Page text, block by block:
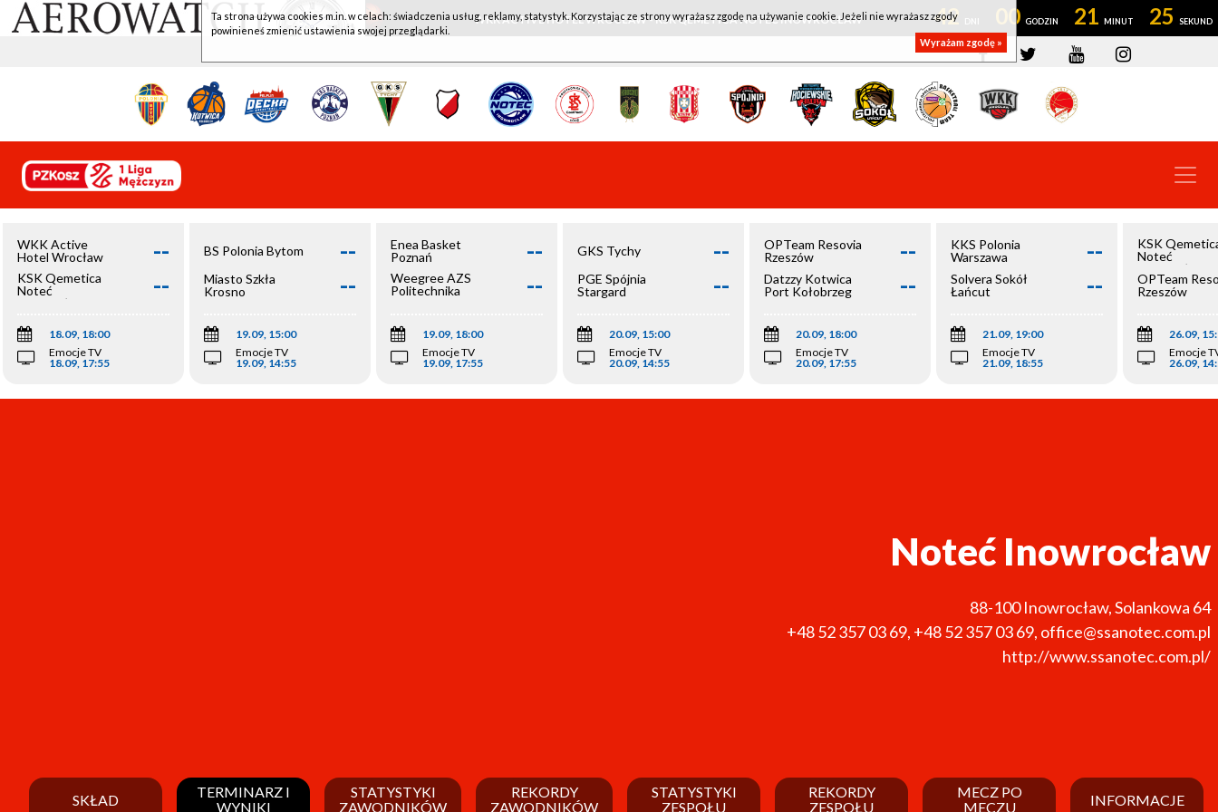
WKK ACTIVE HOTEL WROCŁAW - KSK QEMETICA NOTEĆ INOWROCŁAW 42 00 21 25
WKK Active
Hotel Wrocław
--
KSK Qemetica
Noteć
Inowrocław
--
18.09, 18:00
Emocje TV
18.09, 17:55
BS Polonia Bytom --
Miasto Szkła
Krosno
--
19.09, 15:00
Emocje TV
19.09, 14:55
Enea Basket
Poznań
--
Weegree AZS
Politechnika
--
19.09, 18:00
Emocje TV
19.09, 17:55
GKS Tychy --
PGE Spójnia
Stargard
--
20.09, 15:00
Emocje TV
20.09, 14:55
OPTeam Resovia
Rzeszów
--
Datzzy Kotwica
Port Kołobrzeg
--
20.09, 18:00
Emocje TV
20.09, 17:55
KKS Polonia
Warszawa
--
Solvera Sokół
Łańcut
--
21.09, 19:00
Emocje TV
21.09, 18:55
KSK
Noteć
Inowrocław
OPTeam
Rzeszów
26.09,
Emocje
26.09,
Noteć Inowrocław
88-100 Inowrocław,Solankowa 64
+48 52 357 03 69, +48 52 357 03 69, office@ssanotec.com.pl
http://www.ssanotec.com.pl/
SKŁAD
TERMINARZ I
WYNIKI
STATYSTYKI
ZAWODNIKÓW
REKORDY
ZAWODNIKÓW
STATYSTYKI
ZESPOŁU
REKORDY
ZESPOŁU
MECZ PO
MECZU
INFORMACJE
Ta strona używa cookies m.in. w celach: świadczenia usług, reklamy, statystyk. Korzystając ze strony wyrażasz zgodę na używanie cookie. Jeżeli nie wyrażasz zgody
powinieneś zmienić ustawienia swojej przeglądarki.
Wyrażam zgodę »